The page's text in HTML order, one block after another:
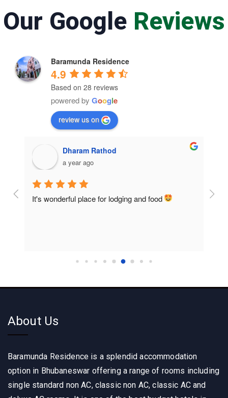
Our Google Reviews
Baramunda Residence
4.9
Based on 28 reviews
powered by Google
review us on
Dharam Rathod
a year ago
It's wonderful place for lodging and food
About Us
Baramunda Residence is a splendid accommodation
option in Bhubaneswar offering a range of rooms including
single standard non AC, classic non AC, classic AC and